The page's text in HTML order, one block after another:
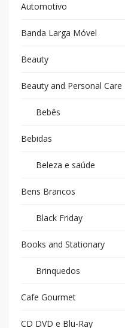
Automotivo
Banda Larga Móvel
Beauty
Beauty and Personal Care
Bebês
Bebidas
Beleza e saúde
Bens Brancos
Black Friday
Books and Stationary
Brinquedos
Cafe Gourmet
CD DVD e Blu-Ray